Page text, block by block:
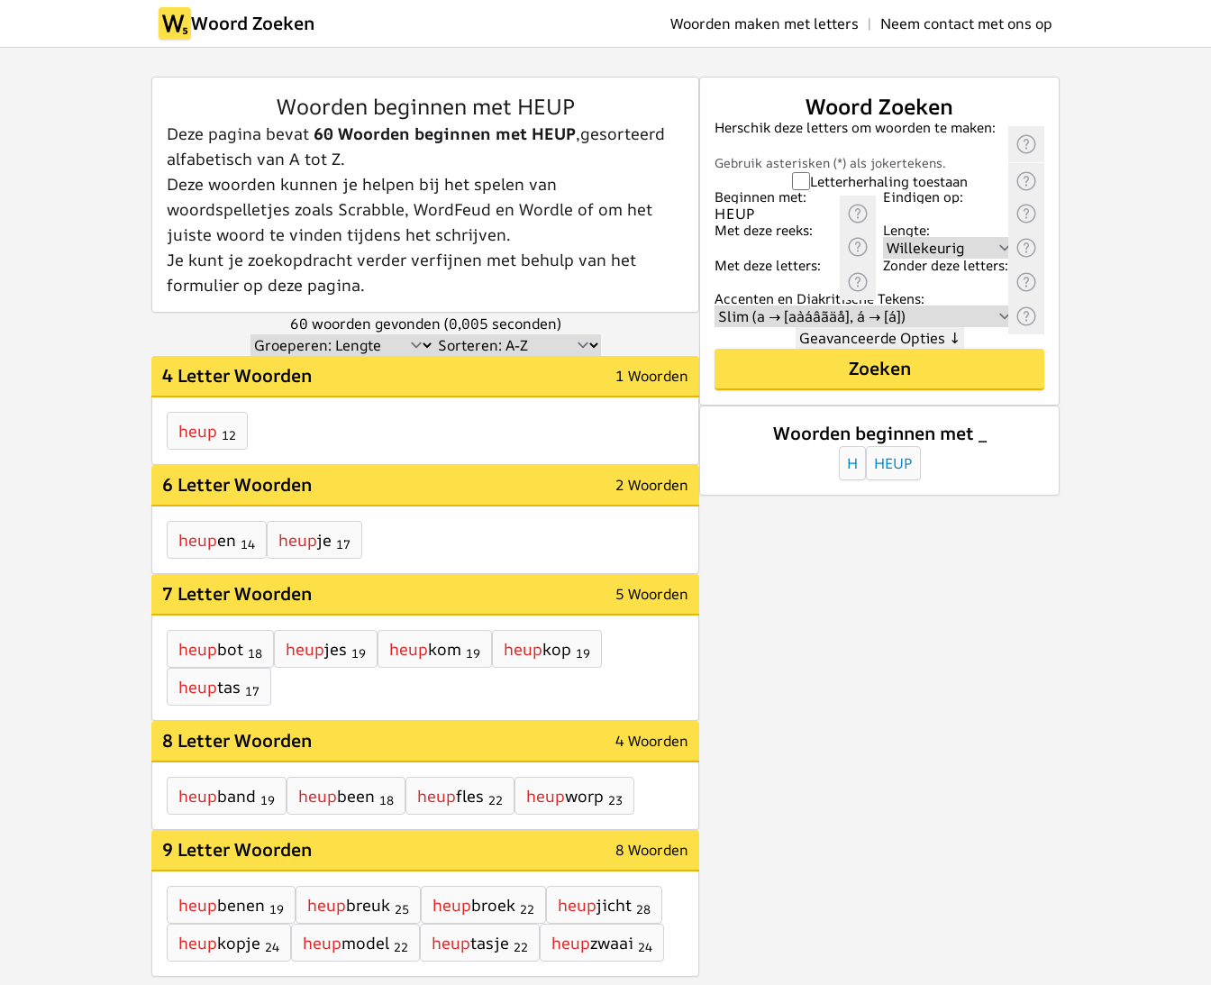
Woord Zoeken Woorden maken met letters | Neem contact met ons op
Woorden beginnen met HEUP
Deze pagina bevat 60 Woorden beginnen met HEUP,gesorteerd
alfabetisch van A tot Z.
Deze woorden kunnen je helpen bij het spelen van
woordspelletjes zoals Scrabble, WordFeud en Wordle of om het
juiste woord te vinden tijdens het schrijven.
Je kunt je zoekopdracht verder verfijnen met behulp van het
formulier op deze pagina.
60 woorden gevonden (0,005 seconden)
4 Letter Woorden 1 Woorden
heup 12
6 Letter Woorden 2 Woorden
heupen 14 heupje 17
7 Letter Woorden 5 Woorden
heupbot 18 heupjes 19 heupkom 19 heupkop 19
heuptas 17
8 Letter Woorden 4 Woorden
heupband 19 heupbeen 18 heupfles 22 heupworp 23
9 Letter Woorden 8 Woorden
heupbenen 19 heupbreuk 25 heupbroek 22 heupjicht 28
heupkopje 24 heupmodel 22 heuptasje 22 heupzwaai 24
Woord Zoeken
Herschik deze letters om woorden te maken:
Gebruik asterisken (*) als jokertekens.
Letterherhaling toestaan
Beginnen met:
Eindigen op:
Met deze reeks:
Lengte:
Met deze letters:
Zonder deze letters:
Accenten en Diakritische Tekens:
Geavanceerde Opties ↓
Zoeken
Woorden beginnen met _
H HEUP